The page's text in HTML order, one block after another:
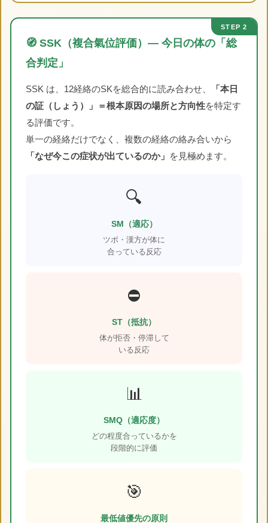
STEP 2
🧭 SSK（複合氣位評価）― 今日の体の「総
合判定」
SSK は、12経絡のSKを総合的に読み合わせ、
「本日
の証（しょう）」＝根本原因の場所と方向性を特定す
る評価です。
単一の経絡だけでなく、複数の経絡の絡み合いから
「なぜ今この症状が出ているのか」 を見極めます。
🔍
SM（適応）
ツボ・漢方が体に
合っている反応
⛔
ST（抵抗）
体が拒否・停滞して
いる反応
📊
SMQ（適応度）
どの程度合っているかを
段階的に評価
🎯
最低値優先の原則